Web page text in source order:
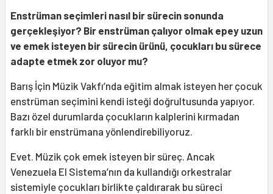
Enstrüman seçimleri nasıl bir sürecin sonunda
gerçekleşiyor? Bir enstrüman çalıyor olmak epey uzun
ve emek isteyen bir sürecin ürünü, çocukları bu sürece
adapte etmek zor oluyor mu?
Barış İçin Müzik Vakfı’nda eğitim almak isteyen her çocuk
enstrüman seçimini kendi isteği doğrultusunda yapıyor.
Bazı özel durumlarda çocukların kalplerini kırmadan
farklı bir enstrümana yönlendirebiliyoruz.
Evet. Müzik çok emek isteyen bir süreç. Ancak
Venezuela El Sistema’nın da kullandığı orkestralar
sistemiyle çocukları birlikte çaldırarak bu süreci